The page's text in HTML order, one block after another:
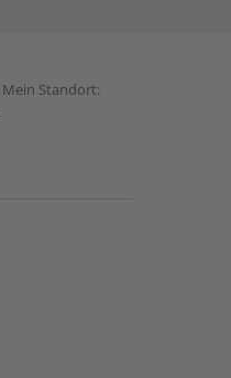
Mein Standort: